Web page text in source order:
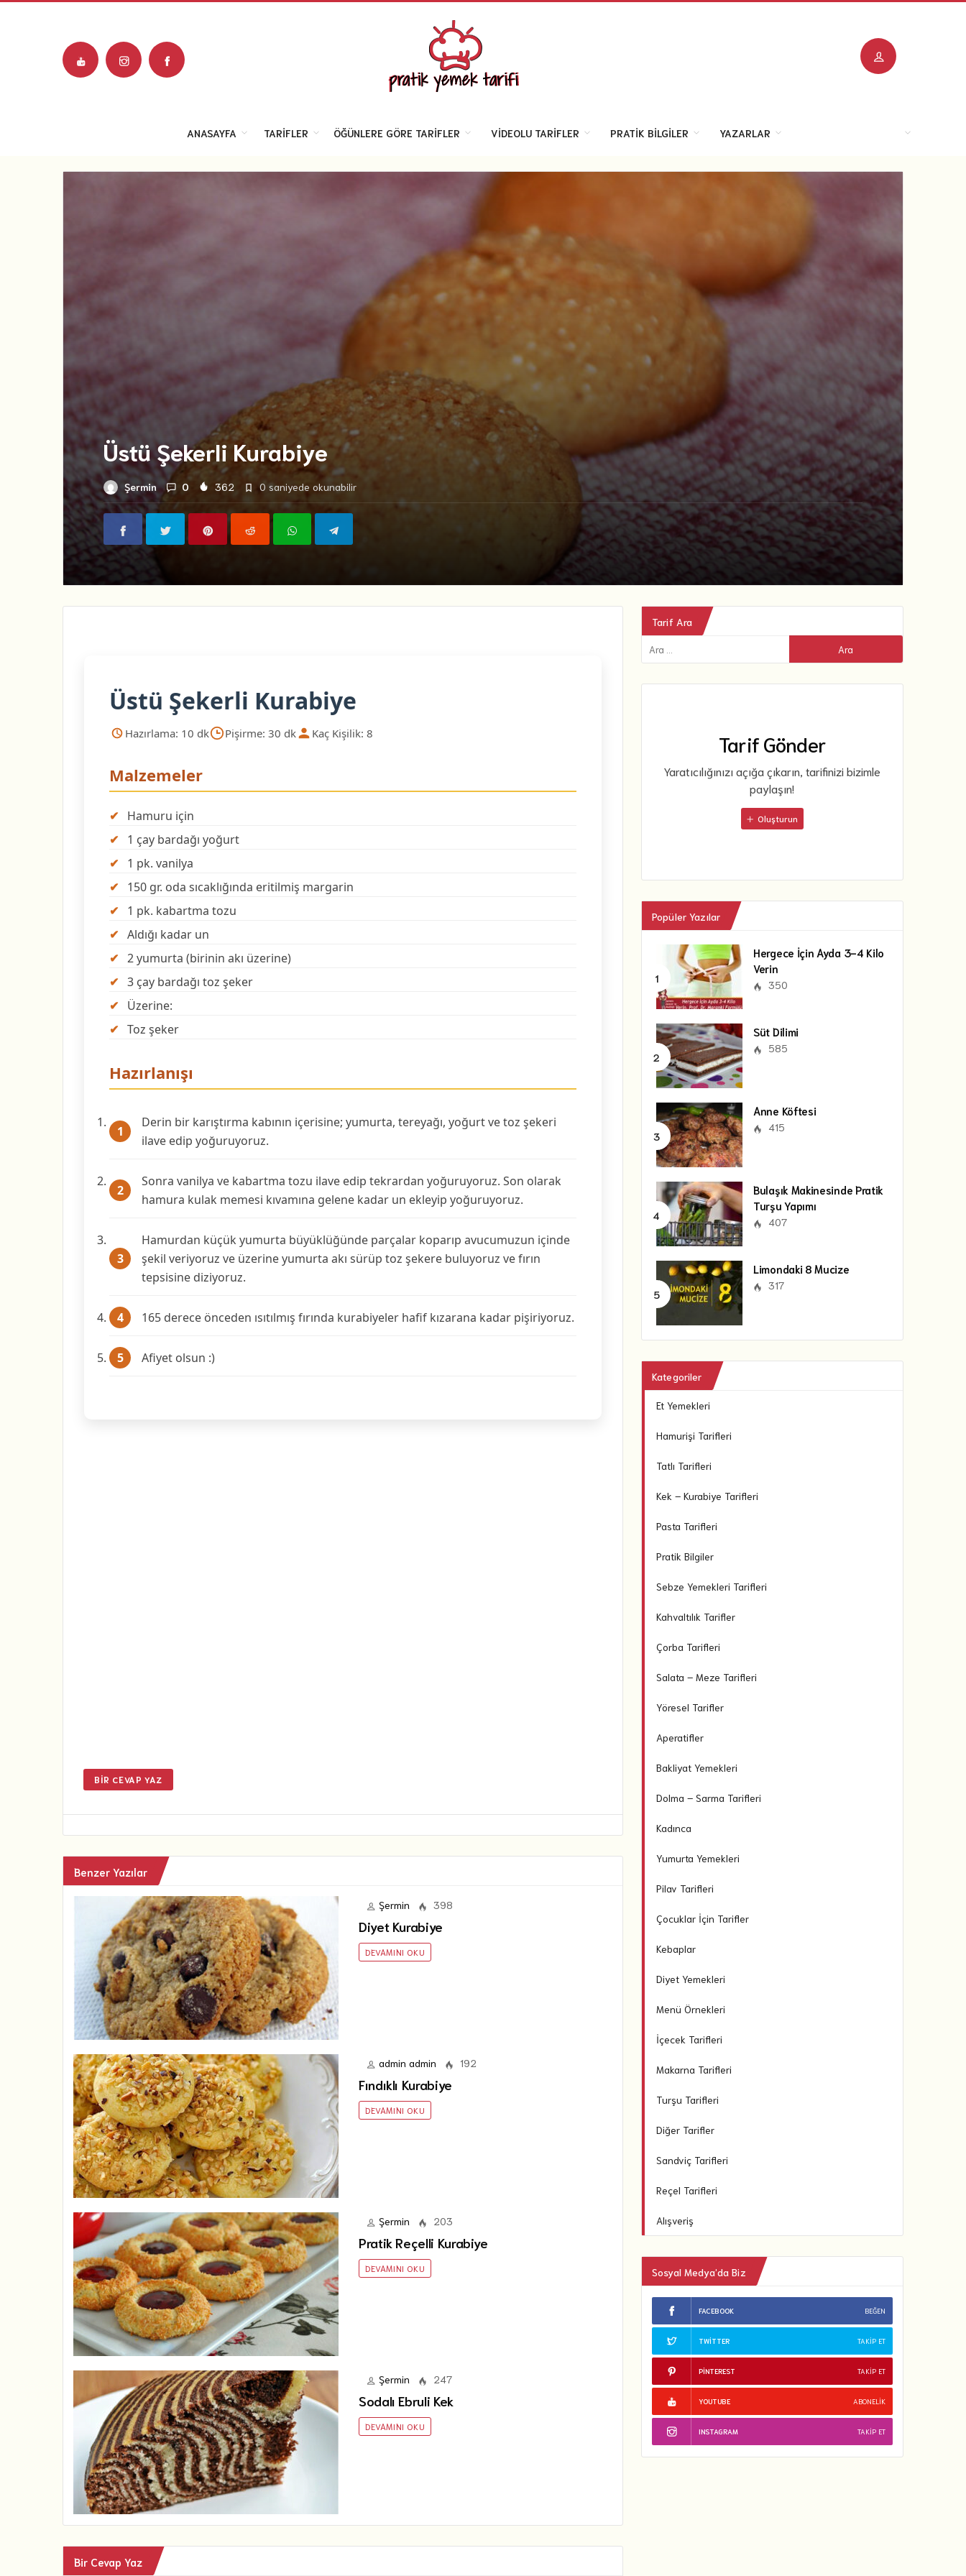
ANASAYFA TARIFLER ÖĞÜNLERE GÖRE TARIFLER VIDEOLU TARIFLER PRATIK BILGILER YAZARLAR
Üstü Şekerli Kurabiye
Şermin 0 362 0 saniyede okunabilir
Üstü Şekerli Kurabiye
Hazırlama: 10 dk Pişirme: 30 dk Kaç Kişilik: 8
Malzemeler
Hamuru için
1 çay bardağı yoğurt
1 pk. vanilya
150 gr. oda sıcaklığında eritilmiş margarin
1 pk. kabartma tozu
Aldığı kadar un
2 yumurta (birinin akı üzerine)
3 çay bardağı toz şeker
Üzerine:
Toz şeker
Hazırlanışı
Derin bir karıştırma kabının içerisine; yumurta, tereyağı, yoğurt ve toz şekeri
ilave edip yoğuruyoruz.
Sonra vanilya ve kabartma tozu ilave edip tekrardan yoğuruyoruz. Son olarak
hamura kulak memesi kıvamına gelene kadar un ekleyip yoğuruyoruz.
Hamurdan küçük yumurta büyüklüğünde parçalar koparıp avucumuzun içinde
şekil veriyoruz ve üzerine yumurta akı sürüp toz şekere buluyoruz ve fırın
tepsisine diziyoruz.
165 derece önceden ısıtılmış fırında kurabiyeler hafif kızarana kadar pişiriyoruz.
Afiyet olsun :)
BIR CEVAP YAZ
Benzer Yazılar
Şermin 398
Diyet Kurabiye
DEVAMINI OKU
admin admin 192
Fındıklı Kurabiye
DEVAMINI OKU
Şermin 203
Pratik Reçelli Kurabiye
DEVAMINI OKU
Şermin 247
Sodalı Ebruli Kek
DEVAMINI OKU
Bir Cevap Yaz
Tarif Ara
Tarif Gönder
Yaratıcılığınızı açığa çıkarın, tarifinizi bizimle
paylaşın!
Oluşturun
Popüler Yazılar
Hergece İçin Ayda 3-4 Kilo
Verin
350
Süt Dilimi
585
Anne Köftesi
415
Bulaşık Makinesinde Pratik
Turşu Yapımı
407
Limondaki 8 Mucize
317
Kategoriler
Et Yemekleri
Hamurişi Tarifleri
Tatlı Tarifleri
Kek – Kurabiye Tarifleri
Pasta Tarifleri
Pratik Bilgiler
Sebze Yemekleri Tarifleri
Kahvaltılık Tarifler
Çorba Tarifleri
Salata – Meze Tarifleri
Yöresel Tarifler
Aperatifler
Bakliyat Yemekleri
Dolma – Sarma Tarifleri
Kadınca
Yumurta Yemekleri
Pilav Tarifleri
Çocuklar İçin Tarifler
Kebaplar
Diyet Yemekleri
Menü Örnekleri
İçecek Tarifleri
Makarna Tarifleri
Turşu Tarifleri
Diğer Tarifler
Sandviç Tarifleri
Reçel Tarifleri
Alışveriş
Sosyal Medya’da Biz
FACEBOOK BEĞEN
TWITTER TAKIP ET
PINTEREST TAKIP ET
YOUTUBE ABONELIK
INSTAGRAM TAKIP ET